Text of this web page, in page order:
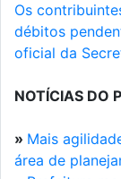
Os
débitos
oficial da
NOTÍCIAS DO
» Mais
área de